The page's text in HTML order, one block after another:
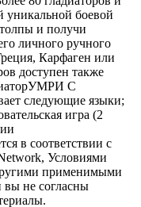
уникальной боевой
и получи
личного ручного
Карфаген или
доступен также
С
следующие языки;
игра (2
в соответствии с
Условиями
применимыми
не согласны